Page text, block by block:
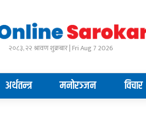
२०८३, २२ श्रावण शुक्रबार | Fri Aug 7 2026
अर्थतन्त्र मनोरञ्जन विचार